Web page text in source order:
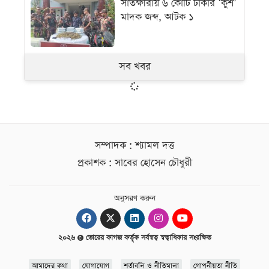
সাতক্ষীরায় ৬ কোটি টাকার ‘কুশ’
মাদক জব্দ, আটক ১
সব খবর
সম্পাদক : শ্যামল দত্ত
প্রকাশক : সাবের হোসেন চৌধুরী
অনুসরণ করুন
২০২৬ ভোরের কাগজ কর্তৃক সর্বস্বত্ব স্বত্বাধিকার সংরক্ষিত
আমাদের কথা যোগাযোগ শর্তাবলি ও নীতিমালা গোপনীয়তা নীতি